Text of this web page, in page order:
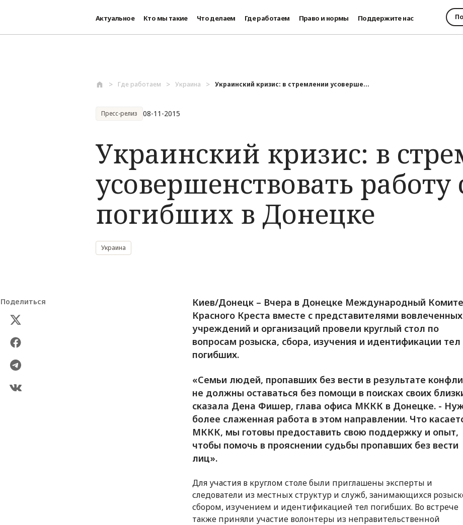
Актуальное Кто мы такие Что делаем Где работаем Право и нормы Поддержите нас
Где работаем Украина Украинский кризис: в стремлении усоверше...
Пресс-релиз 08-11-2015
Украинский кризис: в
усовершенствовать работу
погибших в Донецке
Украина
Поделиться
Киев/Донецк – Вчера в Донецке Международный
Красного Креста вместе с представителями вовлеченных
учреждений и организаций провели круглый стол по
вопросам розыска, сбора, изучения и идентификации тел
погибших.
«Семьи людей, пропавших без вести в результате
не должны оставаться без помощи в поисках своих
сказала Дена Фишер, глава офиса МККК в Донецке. -
более слаженная работа в этом направлении. Что
МККК, мы готовы предоставить свою поддержку и опыт,
чтобы помочь в прояснении судьбы пропавших без вести
лиц».
Для участия в круглом столе были приглашены эксперты и
следователи из местных структур и служб, занимающихся
сбором, изучением и идентификацией тел погибших. Во встрече
также приняли участие волонтеры из неправительственной